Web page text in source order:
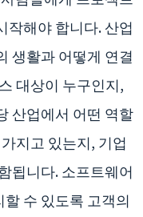
작해야 합니다. 산업
생활과 어떻게 연결
대상이 누구인지,
산업에서 어떤 역할
지고 있는지, 기업
됩니다. 소프트웨어
수 있도록 고객의